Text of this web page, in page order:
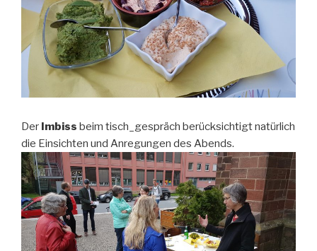
Der Imbiss beim tisch_gespräch berücksichtigt natürlich
die Einsichten und Anregungen des Abends.